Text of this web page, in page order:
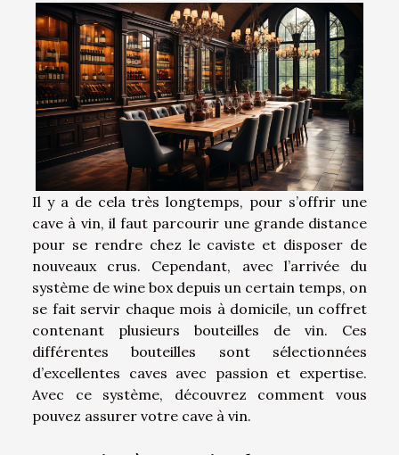
Il y a de cela très longtemps, pour s’offrir une
cave à vin, il faut parcourir une grande distance
pour se rendre chez le caviste et disposer de
nouveaux crus. Cependant, avec l’arrivée du
système de wine box depuis un certain temps, on
se fait servir chaque mois à domicile, un coffret
contenant plusieurs bouteilles de vin. Ces
différentes bouteilles sont sélectionnées
d’excellentes caves avec passion et expertise.
Avec ce système, découvrez comment vous
pouvez assurer votre cave à vin.